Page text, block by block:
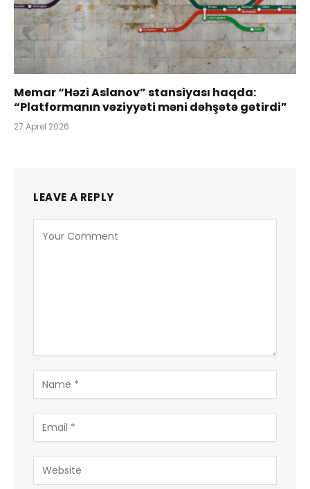
Memar “Həzi Aslanov” stansiyası haqda:
“Platformanın vəziyyəti məni dəhşətə gətirdi”
27 Aprel 2026
LEAVE A REPLY